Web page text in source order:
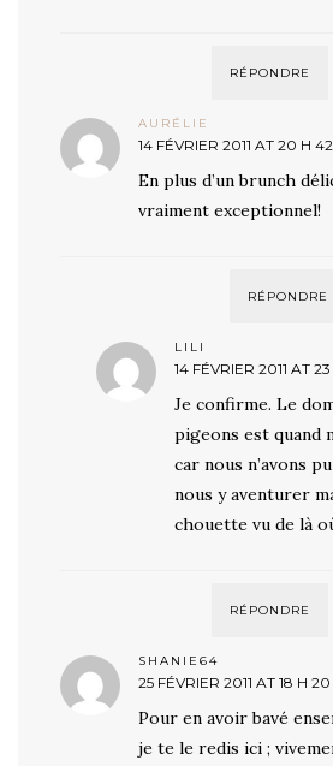
RÉPONDRE
AURÉLIE
14 FÉVRIER 2011 AT 20 H
En plus d’un brunch
vraiment exceptionnel!
RÉPONDRE
LILI
14 FÉVRIER 2011 AT 23
Je confirme. Le
pigeons est quand
car nous n’avons
nous y aventurer
chouette vu de là
RÉPONDRE
SHANIE64
25 FÉVRIER 2011 AT 18 H
Pour en avoir bavé
je te le redis ici ;